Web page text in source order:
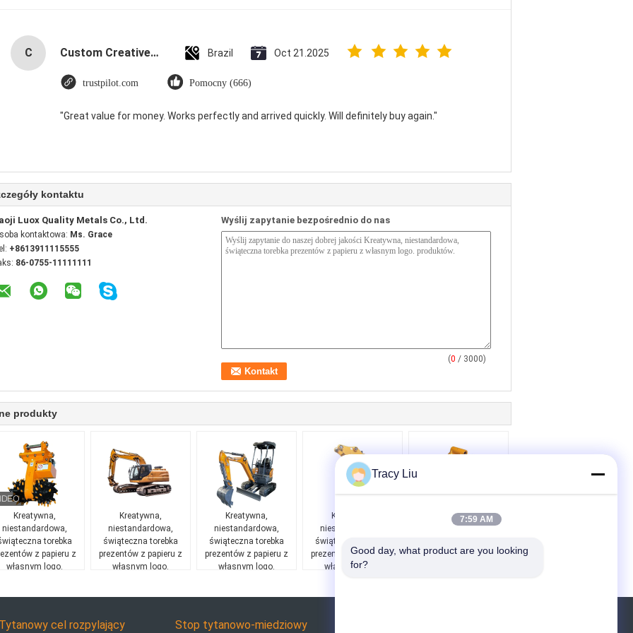
C Custom Creative Goodie Christmas Kraft Paper Gift Bag with Your Own Logo for Xmas Decorative Party Brazil Oct 21.2025
trustpilot.com Pomocny (666)
"Great value for money. Works perfectly and arrived quickly. Will definitely buy again."
kontaktu
Luox Quality Metals Co., Ltd.
kontaktowa: Ms. Grace
+8613911115555
86-0755-11111111
Wyślij zapytanie bezpośrednio do nas
(0 / 3000)
produkty
Kreatywna,
niestandardowa,
torebka
z papieru z
własnym logo.
Kreatywna,
niestandardowa,
świąteczna torebka
prezentów z papieru z
własnym logo.
Kreatywna,
niestandardowa,
świąteczna torebka
prezentów z papieru z
własnym logo.
Kreatywna,
niestandardowa,
świąteczna torebka
prezentów z papieru z
własnym logo.
Kreatywna,
niestandardowa,
prezentów z papieru z
Tytanowy cel rozpylający Stop tytanowo-miedziowy
Tracy Liu
7:59 AM
Good day, what product are you looking
for?